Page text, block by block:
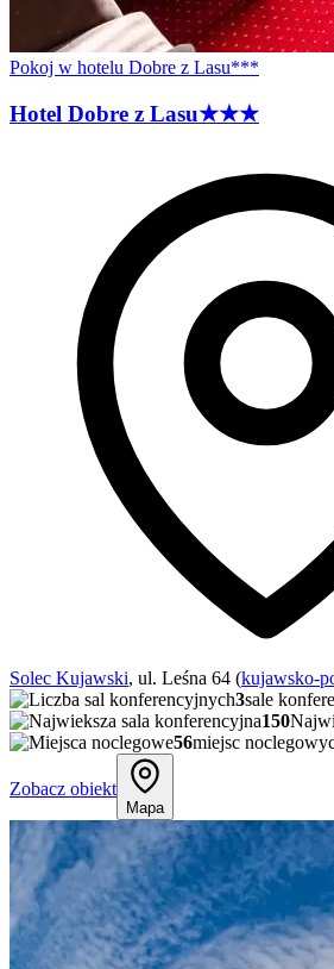
Pokoj w hotelu Dobre z Lasu***
Hotel Dobre z Lasu★★★
Solec Kujawski, ul. Leśna 64 (kujawsko-
3sale
150
56miejsc
Zobacz obiekt
Mapa